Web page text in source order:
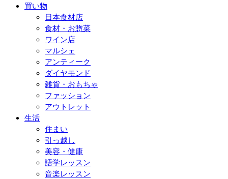
買い物
日本食材店
食材・お惣菜
ワイン店
マルシェ
アンティーク
ダイヤモンド
雑貨・おもちゃ
ファッション
アウトレット
生活
住まい
引っ越し
美容・健康
語学レッスン
音楽レッスン